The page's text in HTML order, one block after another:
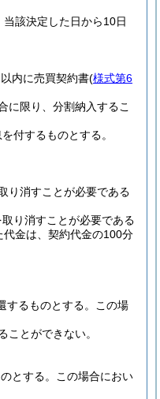
該決定した日から10日
内に売買契約書(様式第6
に限り、分割納入するこ
付するものとする。
り消すことが必要である
り消すことが必要である
金は、契約代金の100分
るものとする。
この場
とができない。
とする。
この場合におい